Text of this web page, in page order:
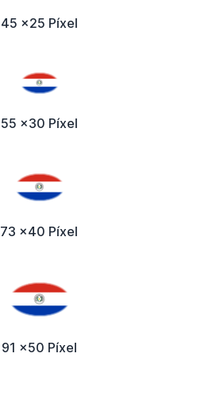
45 x25 Píxel
55 x30 Píxel
73 x40 Píxel
91 x50 Píxel